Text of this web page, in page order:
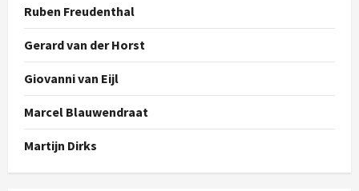
Ruben Freudenthal
Gerard van der Horst
Giovanni van Eijl
Marcel Blauwendraat
Martijn Dirks